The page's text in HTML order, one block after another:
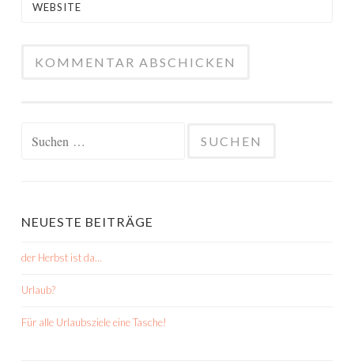
WEBSITE
NEUESTE BEITRÄGE
der Herbst ist da…
Urlaub?
Für alle Urlaubsziele eine Tasche!